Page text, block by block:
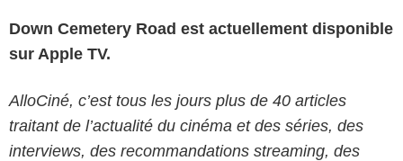
Down Cemetery Road est actuellement disponible
sur Apple TV.
AlloCiné, c’est tous les jours plus de 40 articles
traitant de l’actualité du cinéma et des séries, des
interviews, des recommandations streaming, des